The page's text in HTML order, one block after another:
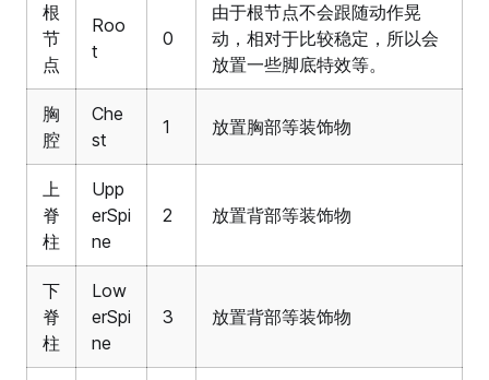
根
节
点
Roo
t
0
由于根节点不会跟随动作晃
动，相对于比较稳定，所以会
放置一些脚底特效等。
胸
腔
Che
st
1 放置胸部等装饰物
上
脊
柱
Upp
erSpi
ne
2 放置背部等装饰物
下
脊
柱
Low
erSpi
ne
3 放置背部等装饰物